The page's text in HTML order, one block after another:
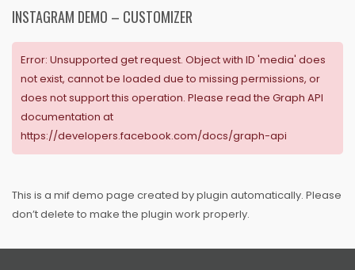
INSTAGRAM DEMO – CUSTOMIZER
Error: Unsupported get request. Object with ID 'media' does
not exist, cannot be loaded due to missing permissions, or
does not support this operation. Please read the Graph API
documentation at
https://developers.facebook.com/docs/graph-api
This is a mif demo page created by plugin automatically. Please
don’t delete to make the plugin work properly.